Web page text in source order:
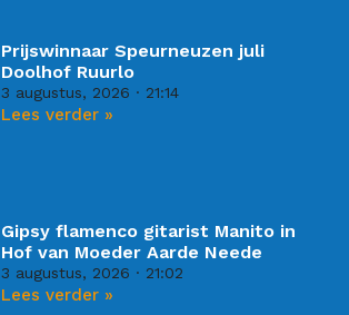
Prijswinnaar Speurneuzen juli
Doolhof Ruurlo
3 augustus, 2026 21:14
Lees verder »
Gipsy flamenco gitarist Manito in
Hof van Moeder Aarde Neede
3 augustus, 2026 21:02
Lees verder »